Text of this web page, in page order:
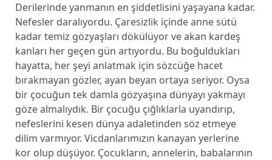
Derilerinde yanmanın en şiddetlisini yaşayana kadar.
Nefesler daralıyordu. Çaresizlik içinde anne sütü
kadar temiz gözyaşları dökülüyor ve akan kardeş
kanları her geçen gün artıyordu. Bu boğuldukları
hayatta, her şeyi anlatmak için sözcüğe hacet
bırakmayan gözler, ayan beyan ortaya seriyor. Oysa
bir çocuğun tek damla gözyaşına dünyayı yakmayı
göze almalıydık. Bir çocuğu çığlıklarla uyandırıp,
nefeslerini kesen dünya adaletinden söz etmeye
dilim varmıyor. Vicdanlarımızın kanayan yerlerine
kor olup düşüyor. Çocukların, annelerin, babalarının